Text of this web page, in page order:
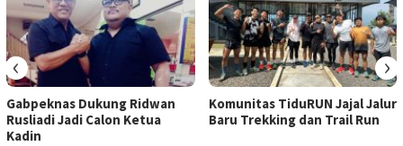
Gabpeknas Dukung Ridwan
Rusliadi Jadi Calon Ketua
Kadin
Komunitas TiduRUN Jajal Jalur
Baru Trekking dan Trail Run
‹ ›